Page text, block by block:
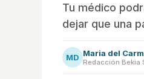
Tu médico
dejar que una
MD Maria del
Redacción Bekia